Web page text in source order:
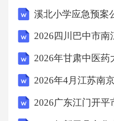
倚、混杂偏倚都是常见
会导致结果波动，但非
析思路：构成传染过程
传播途径和易感人群同
根据《中华人民共和国
直报。6.A解析思路：一
溪北小学应急预案